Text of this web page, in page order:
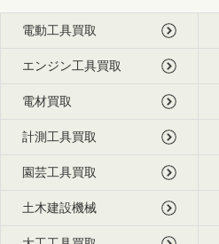
電動工具買取
エンジン工具買取
電材買取
計測工具買取
園芸工具買取
土木建設機械